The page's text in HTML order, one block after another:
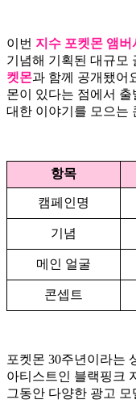
이번 지수 포켓몬 앰버
기념해 기획된 대규모
켓몬과 함께 공개됐어
몬이 있다는 점에서 출
대한 이야기를 모으는
항목
캠페인명
기념
메인 얼굴
콘셉트
포켓몬 30주년이라는
아티스트인 블랙핑크
그동안 다양한 광고